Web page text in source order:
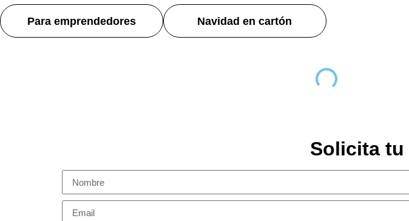
Para emprendedores Navidad en cartón
Solicita tu